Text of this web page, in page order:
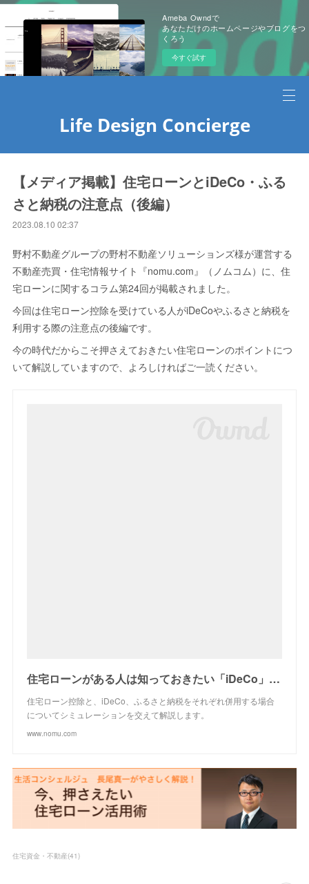
Ameba Owndで
あなただけのホームページやブログをつ
くろう
今すぐ試す
Life Design Concierge
【メディア掲載】住宅ローンとiDeCo・ふる
さと納税の注意点（後編）
2023.08.10 02:37
野村不動産グループの野村不動産ソリューションズ様が運営する
不動産売買・住宅情報サイト『nomu.com』（ノムコム）に、住
宅ローンに関するコラム第24回が掲載されました。
今回は住宅ローン控除を受けている人がiDeCoやふるさと納税を
利用する際の注意点の後編です。
今の時代だからこそ押さえておきたい住宅ローンのポイントにつ
いて解説していますので、よろしければご一読ください。
住宅ローンがある人は知っておきたい「iDeCo」や「ふるさと納税」それぞれの注意点（後編） | ノムコムの住宅ローン - ノムコム
住宅ローン控除と、iDeCo、ふるさと納税をそれぞれ併用する場合
についてシミュレーションを交えて解説します。
www.nomu.com
住宅資金・不動産(41)